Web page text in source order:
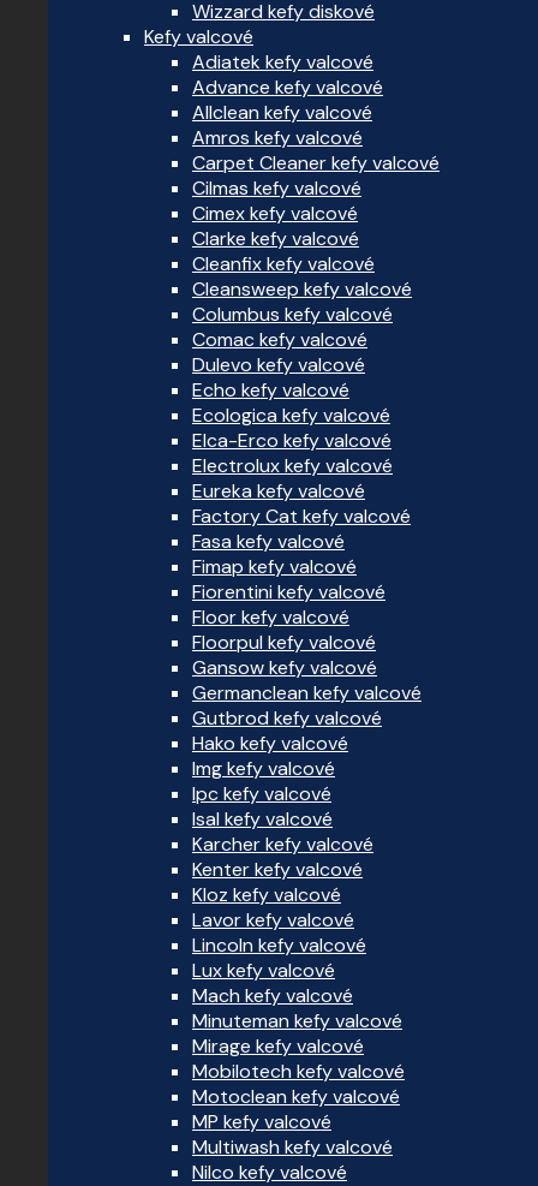
Wizzard kefy diskové
Kefy valcové
Adiatek kefy valcové
Advance kefy valcové
Allclean kefy valcové
Amros kefy valcové
Carpet Cleaner kefy valcové
Cilmas kefy valcové
Cimex kefy valcové
Clarke kefy valcové
Cleanfix kefy valcové
Cleansweep kefy valcové
Columbus kefy valcové
Comac kefy valcové
Dulevo kefy valcové
Echo kefy valcové
Ecologica kefy valcové
Elca-Erco kefy valcové
Electrolux kefy valcové
Eureka kefy valcové
Factory Cat kefy valcové
Fasa kefy valcové
Fimap kefy valcové
Fiorentini kefy valcové
Floor kefy valcové
Floorpul kefy valcové
Gansow kefy valcové
Germanclean kefy valcové
Gutbrod kefy valcové
Hako kefy valcové
Img kefy valcové
Ipc kefy valcové
Isal kefy valcové
Karcher kefy valcové
Kenter kefy valcové
Kloz kefy valcové
Lavor kefy valcové
Lincoln kefy valcové
Lux kefy valcové
Mach kefy valcové
Minuteman kefy valcové
Mirage kefy valcové
Mobilotech kefy valcové
Motoclean kefy valcové
MP kefy valcové
Multiwash kefy valcové
Nilco kefy valcové